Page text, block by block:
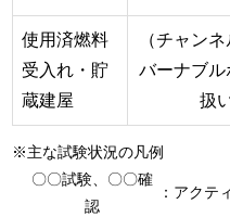
使用済燃料
受入れ・貯
蔵建屋
（チャン
バーナブル
扱
※主な試験状況の凡例
〇〇試験、〇〇確
認
：アクテ